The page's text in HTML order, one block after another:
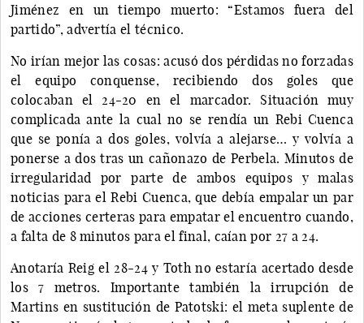
Jiménez en un tiempo muerto: “Estamos fuera del
partido”, advertía el técnico.
No irían mejor las cosas: acusó dos pérdidas no forzadas
el equipo conquense, recibiendo dos goles que
colocaban el 24-20 en el marcador. Situación muy
complicada ante la cual no se rendía un Rebi Cuenca
que se ponía a dos goles, volvía a alejarse… y volvía a
ponerse a dos tras un cañonazo de Perbela. Minutos de
irregularidad por parte de ambos equipos y malas
noticias para el Rebi Cuenca, que debía empalar un par
de acciones certeras para empatar el encuentro cuando,
a falta de 8 minutos para el final, caían por 27 a 24.
Anotaría Reig el 28-24 y Toth no estaría acertado desde
los 7 metros. Importante también la irrupción de
Martins en sustitución de Patotski: el meta suplente de